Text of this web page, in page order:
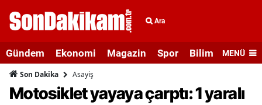
Ara
Gündem Ekonomi Magazin Spor Bilim veMENÜ
Son Dakika Asayiş
Motosiklet yayaya çarptı: 1 yaralı